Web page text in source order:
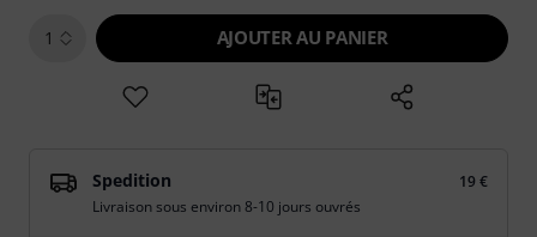
1 AJOUTER AU PANIER
Spedition
19 €
Livraison sous environ 8-10 jours ouvrés